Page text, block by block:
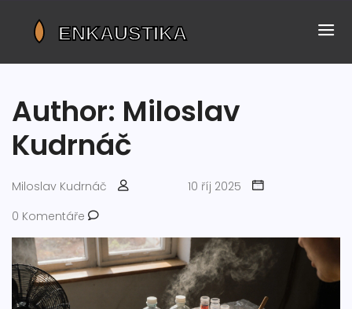
Author: Miloslav
Kudrnáč
Miloslav Kudrnáč
10 říj 2025
0 Komentáře